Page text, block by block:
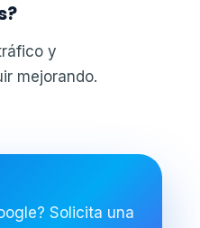
y
mejorando.
Solicita una